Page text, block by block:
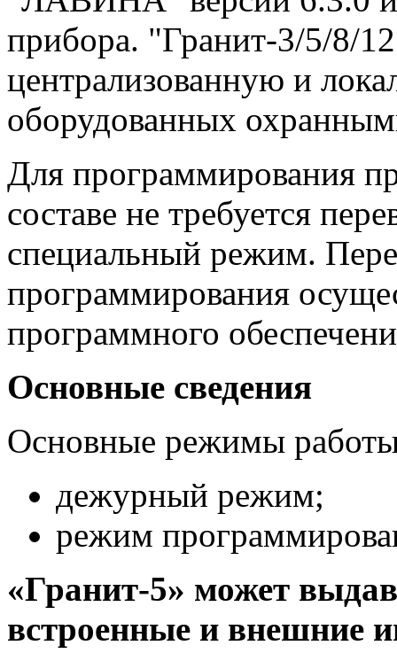
прибора. "Гранит-3/5/8/
централизованную и
оборудованных
Для программирования
составе не требуется
специальный режим.
программирования
программного
Основные сведения
Основные режимы
дежурный режим;
режим
«Гранит-5» может
встроенные и внешние